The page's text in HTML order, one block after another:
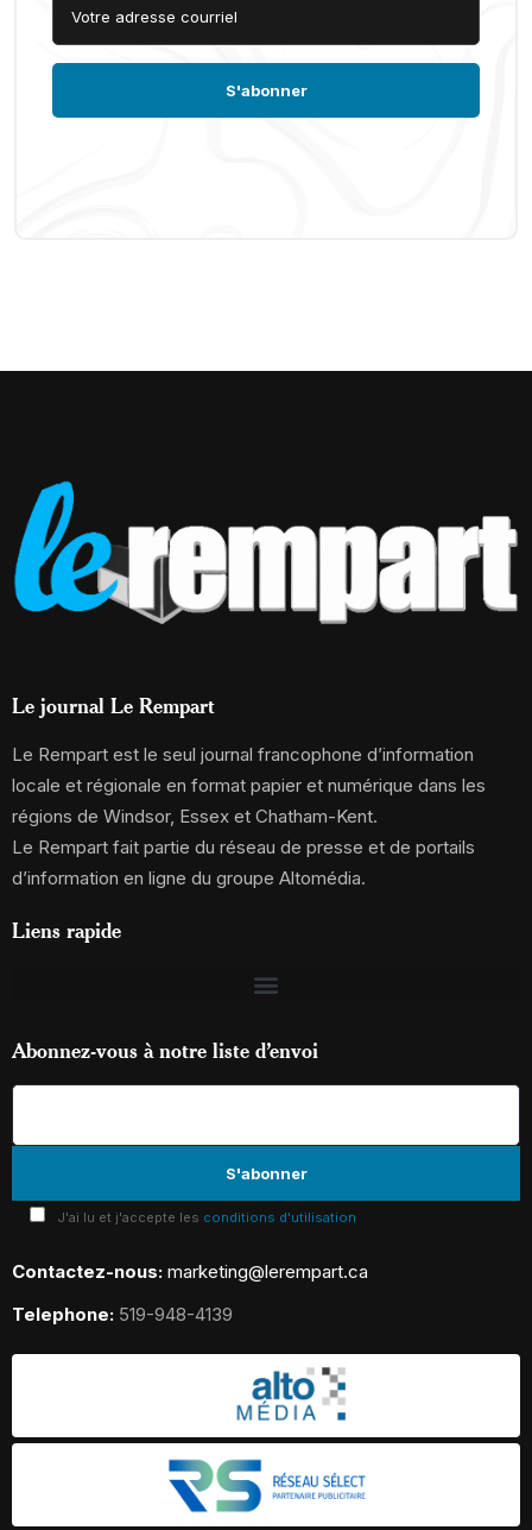
Le journal Le Rempart
Le Rempart est le seul journal francophone d’information
locale et régionale en format papier et numérique dans les
régions de Windsor, Essex et Chatham-Kent.
Le Rempart fait partie du réseau de presse et de portails
d’information en ligne du groupe Altomédia.
Liens rapide
Abonnez-vous à notre liste d’envoi
J'ai lu et j'accepte les conditions d'utilisation
Contactez-nous: marketing@lerempart.ca
Telephone: 519-948-4139